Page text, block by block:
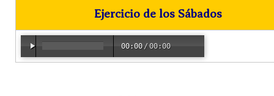
Ejercicio de los Sábados
00:00 /00:00